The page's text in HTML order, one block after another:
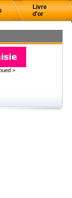
Livre
d'or
>